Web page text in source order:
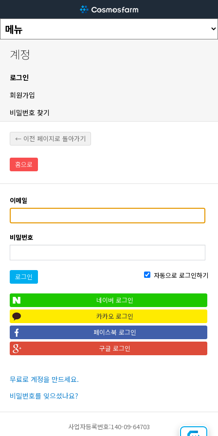
계정
로그인
회원가입
비밀번호 찾기
← 이전 페이지로 돌아가기
홈으로
이메일
비밀번호
로그인 자동으로 로그인하기
네이버 로그인
카카오 로그인
페이스북 로그인
구글 로그인
무료로 계정을 만드세요.
비밀번호를 잊으셨나요?
사업자등록번호:140-09-64703